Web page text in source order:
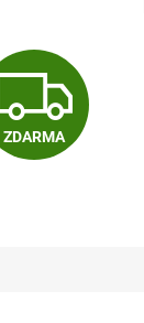
Z
D
ZDARMA